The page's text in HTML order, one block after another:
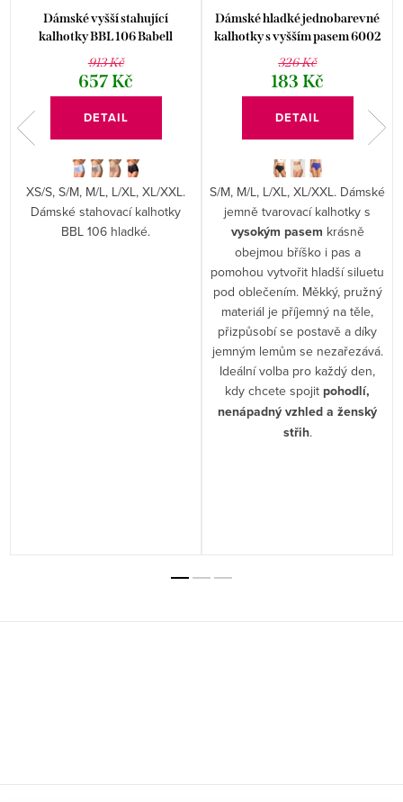
Dámské vyšší stahující
kalhotky BBL 106 Babell
913 Kč
657 Kč
DETAIL
XS/S, S/M, M/L, L/XL, XL/XXL.
Dámské stahovací kalhotky
BBL 106 hladké.
Dámské hladké jednobarevné
kalhotky s vyšším pasem 6002
326 Kč
183 Kč
DETAIL
S/M, M/L, L/XL, XL/XXL. Dámské
jemně tvarovací kalhotky s
vysokým pasem krásně
obejmou bříško i pas a
pomohou vytvořit hladší siluetu
pod oblečením. Měkký, pružný
materiál je příjemný na těle,
přizpůsobí se postavě a díky
jemným lemům se nezařezává.
Ideální volba pro každý den,
kdy chcete spojit pohodlí,
nenápadný vzhled a ženský
střih.